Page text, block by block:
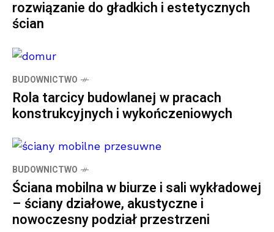
rozwiązanie do gładkich i estetycznych
ścian
BUDOWNICTWO
Rola tarcicy budowlanej w pracach
konstrukcyjnych i wykończeniowych
BUDOWNICTWO
Ściana mobilna w biurze i sali wykładowej
– ściany działowe, akustyczne i
nowoczesny podział przestrzeni